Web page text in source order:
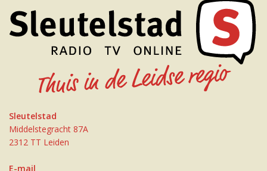
Sleutelstad
Middelstegracht 87A
2312 TT Leiden
E-mail